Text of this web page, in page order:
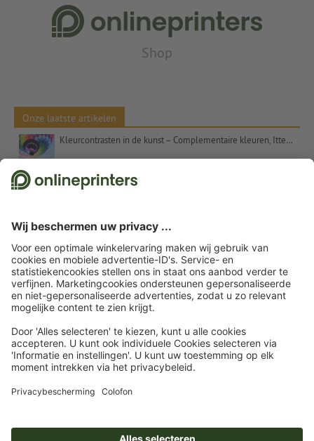
Shop
Onze laatste artikelen
Kleurcontrasten in de kunst – Complementaire kleuren, Itten en het getal 7
Kerstcadeaus voor klanten – inspiratie en tips
Etalageversiering voor Kerstmis: Tips en inspiratie
Kerstwensen – commercieel en oprecht tegelijk